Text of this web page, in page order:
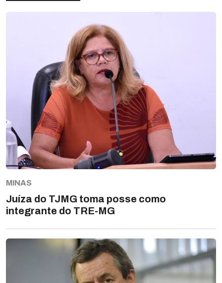
MINAS
Juíza do TJMG toma posse como
integrante do TRE-MG